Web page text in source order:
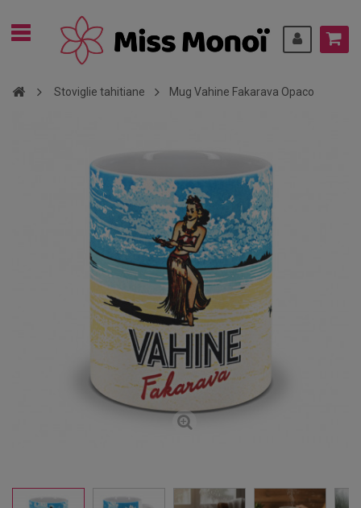
Stoviglie tahitiane Mug Vahine Fakarava Opaco